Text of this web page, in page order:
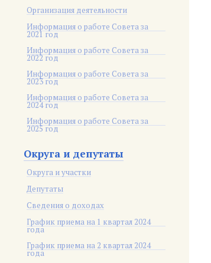
Организация деятельности
Информация о работе Совета за
2021 год
Информация о работе Совета за
2022 год
Информация о работе Совета за
2023 год
Информация о работе Совета за
2024 год
Информация о работе Совета за
2025 год
Округа и депутаты
Округа и участки
Депутаты
Сведения о доходах
График приема на 1 квартал 2024
года
График приема на 2 квартал 2024
года